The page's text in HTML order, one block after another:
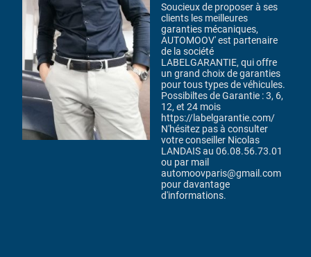
Soucieux de proposer à ses
clients les meilleures
garanties mécaniques,
AUTOMOOV' est partenaire
de la société
LABELGARANTIE, qui offre
un grand choix de garanties
pour tous types de véhicules.
Possibiltes de Garantie : 3, 6,
12, et 24 mois
https://labelgarantie.com/
N'hésitez pas à consulter
votre conseiller Nicolas
LANDAIS au 06.08.56.73.01
ou par mail
automoovparis@gmail.com
pour davantage
d'informations.